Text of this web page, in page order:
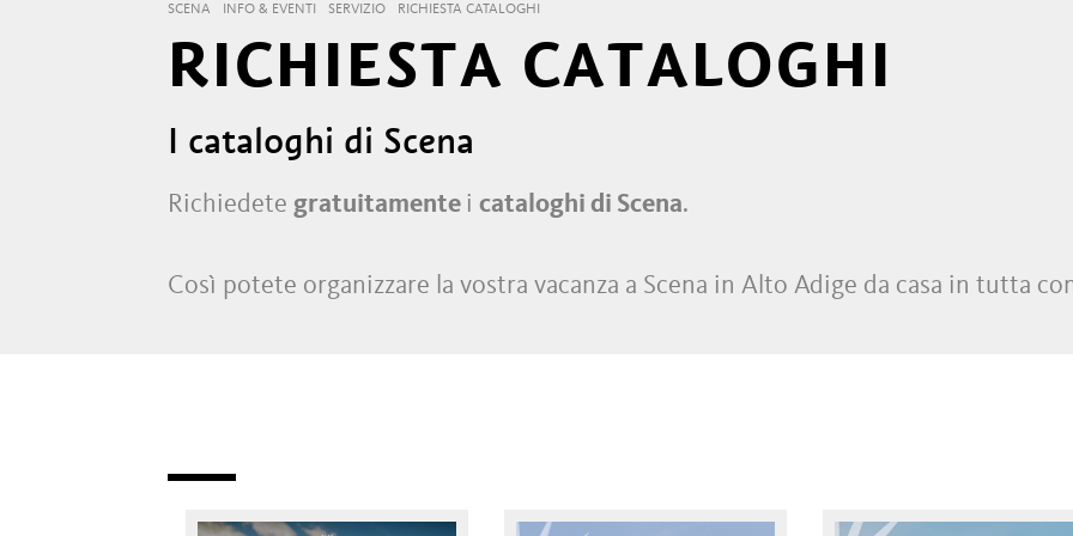
SCENA INFO & EVENTI SERVIZIO RICHIESTA CATALOGHI
RICHIESTA CATALOGHI
I cataloghi di Scena
Richiedete gratuitamente i cataloghi di Scena.
Così potete organizzare la vostra vacanza a Scena in Alto Adige da casa in tutta